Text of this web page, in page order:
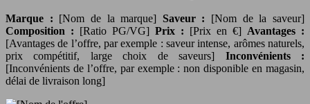
Marque : [Nom de la marque] Saveur : [Nom de la saveur]
Composition : [Ratio PG/VG] Prix : [Prix en €] Avantages :
[Avantages de l’offre, par exemple : saveur intense, arômes naturels,
prix compétitif, large choix de saveurs] Inconvénients :
[Inconvénients de l’offre, par exemple : non disponible en magasin,
délai de livraison long]